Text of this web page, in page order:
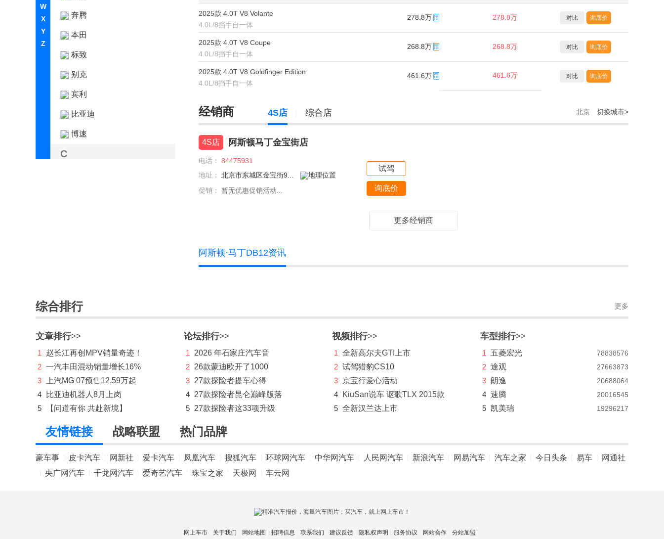
W
X
Y
Z
奔腾
本田
标致
别克
宾利
比亚迪
博速
C
车驰汽车
D
道朗格
大运
大众
东风
东风风光
2025款 4.0T V8 Volante
4.0L/8挡手自一体
278.8万 278.8万 对比 询底价
2025款 4.0T V8 Coupe
4.0L/8挡手自一体
268.8万 268.8万 对比 询底价
2025款 4.0T V8 Goldfinger Edition
4.0L/8挡手自一体
461.6万 461.6万 对比 询底价
经销商 北京 切换城市>
4S店 综合店
4S店 阿斯顿马丁金宝街店
电话：
84475931
地址：
北京市东城区金宝街9...
促销：
暂无优惠促销活动...
试驾
询底价
更多经销商
阿斯顿·马丁DB12资讯
综合排行 更多
文章排行>>
1
赵长江再创MPV销量奇迹！
2 一汽丰田混动销量增长16%
3
上汽MG 07预售12.59万起
4
比亚迪机器人8月上岗
5
【问道有你 共赴新境】
论坛排行>>
1
2026 年石家庄汽车音
2 26款蒙迪欧开了1000
3 27款探险者提车心得
4 27款探险者昆仑巅峰版落
5 27款探险者这33项升级
视频排行>>
1
全新高尔夫GTI上市
2 试驾猎豹CS10
3 京宝行爱心活动
4
KiuSan说车 讴歌TLX 2015款
5 全新汉兰达上市
车型排行>>
1 五菱宏光 78838576
2 途观 27663873
3 朗逸 20688064
4 速腾 20016545
5 凯美瑞 19296217
友情链接 战略联盟 热门品牌
豪车事 皮卡汽车 网新社 爱卡汽车 凤凰汽车 搜狐汽车 环球网汽车 中华网汽车 人民网汽车 新浪汽车 网易汽车 汽车之家 今日头条 易车 网通社
央广网汽车 千龙网汽车 爱奇艺汽车 珠宝之家 天极网 车云网
网上车市 关于我们 网站地图 招聘信息 联系我们 建议反馈 隐私权声明 服务协议 网站合作 分站加盟